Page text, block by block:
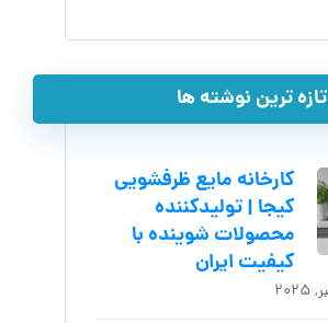
تازه ترین نوشته ها
کارخانه مایع ظرفشویی
کیجا | تولیدکننده
محصولات شوینده با
کیفیت ایران